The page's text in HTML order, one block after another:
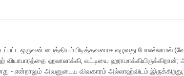
ஒருவன் பைத்தியம் பிடித்தவனாக எழுவது போலல்லாமல்
வியாபாரத்தை ஹலாலாக்கி, வட்டியை
- என்றாலும் அவனுடைய விவகாரம் அல்லாஹ்விடம்